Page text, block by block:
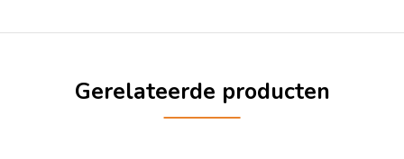
Gerelateerde producten